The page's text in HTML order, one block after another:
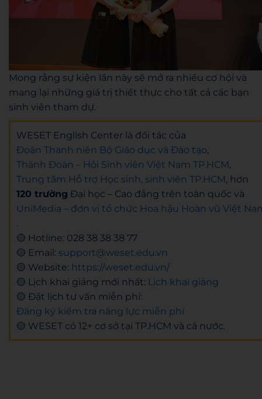
Mong rằng sự kiện lần này sẽ mở ra nhiều cơ hội và
mang lại những giá trị thiết thực cho tất cả các bạn
sinh viên tham dự.
WESET English Center là đối tác của
Đoàn Thanh niên Bộ Giáo dục và Đào tạo,
Thành Đoàn – Hội Sinh viên Việt Nam TP.HCM,
Trung tâm Hỗ trợ Học sinh, sinh viên TP.HCM, hơn
120 trường Đại học – Cao đẳng trên toàn quốc và
UniMedia – đơn vị tổ chức Hoa hậu Hoàn vũ Việt
.
🟡 Hotline: 028 38 38 38 77
🟡 Email: support@weset.edu.vn
🟡 Website: https://weset.edu.vn/
🟡 Lịch khai giảng mới nhất: Lịch khai giảng
🟡 Đặt lịch tư vấn miễn phí:
Đăng ký kiểm tra năng lực miễn phí
🟡 WESET có 12+ cơ sở tại TP.HCM và cả nước.